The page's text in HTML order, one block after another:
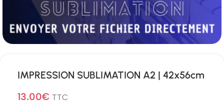
IMPRESSION SUBLIMATION A2 | 42x56cm
13.00€ TTC